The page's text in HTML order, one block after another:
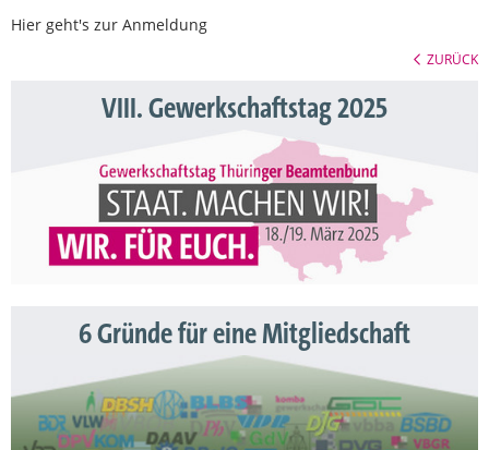
Hier geht's zur Anmeldung
ZURÜCK
VIII. Gewerkschaftstag 2025
6 Gründe für eine Mitgliedschaft